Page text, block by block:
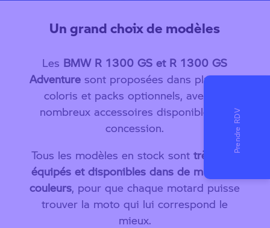
Un grand choix de modèles
Les BMW R 1300 GS et R 1300 GS
Adventure sont proposées dans plusieurs
coloris et packs optionnels, avec de
nombreux accessoires disponibles en
concession.
Tous les modèles en stock sonttrès bien
équipés et disponibles dans de multiples
couleurs, pour que chaque motard puisse
trouver la moto qui lui correspond le
mieux.